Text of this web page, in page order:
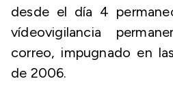
desde el día 4
vídeovigilancia
correo, impugnado en
de 2006.